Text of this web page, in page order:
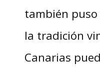
también puso
la tradición
Canarias